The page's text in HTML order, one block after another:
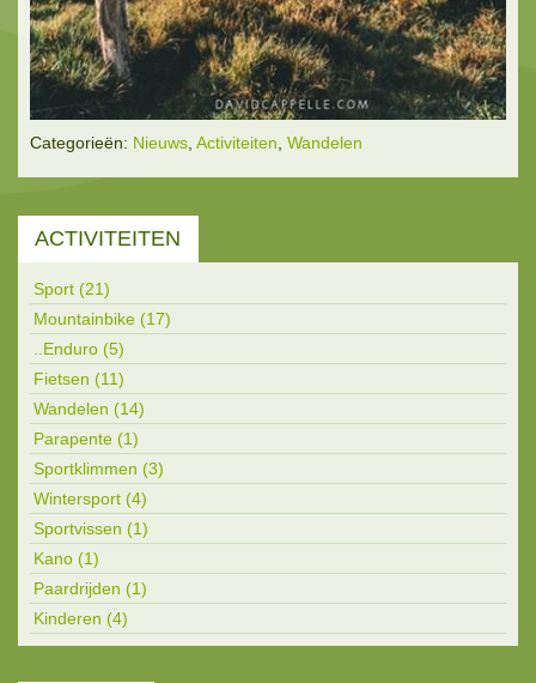
Categorieën: Nieuws, Activiteiten, Wandelen
ACTIVITEITEN
Sport (21)
Mountainbike (17)
..Enduro (5)
Fietsen (11)
Wandelen (14)
Parapente (1)
Sportklimmen (3)
Wintersport (4)
Sportvissen (1)
Kano (1)
Paardrijden (1)
Kinderen (4)